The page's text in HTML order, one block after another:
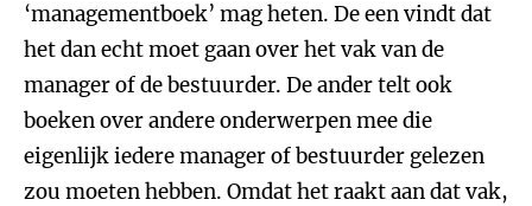
‘managementboek’ mag heten. De een vindt dat
het dan echt moet gaan over het vak van de
manager of de bestuurder. De ander telt ook
boeken over andere onderwerpen mee die
eigenlijk iedere manager of bestuurder gelezen
zou moeten hebben. Omdat het raakt aan dat vak,